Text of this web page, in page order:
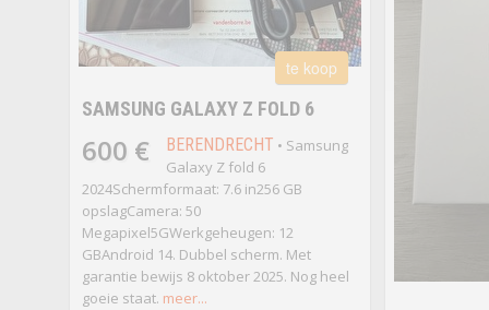
te koop
SAMSUNG GALAXY Z FOLD 6
600 € BERENDRECHT • Samsung
Galaxy Z fold 6
2024Schermformaat: 7.6 in256 GB
opslagCamera: 50
Megapixel5GWerkgeheugen: 12
GBAndroid 14. Dubbel scherm. Met
garantie bewijs 8 oktober 2025. Nog heel
goeie staat. meer...